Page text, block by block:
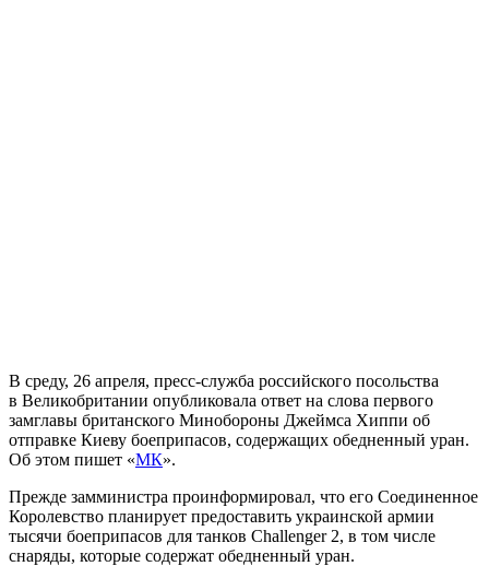
В среду, 26 апреля, пресс-служба российского посольства
в Великобритании опубликовала ответ на слова первого
замглавы британского Минобороны Джеймса Хиппи об
отправке Киеву боеприпасов, содержащих обедненный уран.
Об этом пишет «МК».
Прежде замминистра проинформировал, что его Соединенное
Королевство планирует предоставить украинской армии
тысячи боеприпасов для танков Challenger 2, в том числе
снаряды, которые содержат обедненный уран.